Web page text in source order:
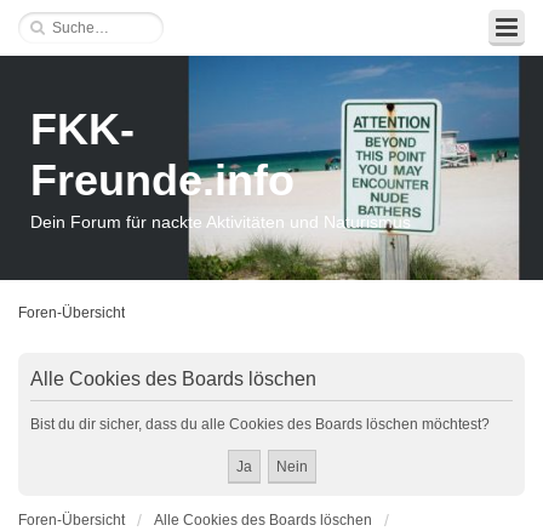
FKK-
Freunde.info
Dein Forum für nackte Aktivitäten und Naturismus
Foren-Übersicht
Alle Cookies des Boards löschen
Bist du dir sicher, dass du alle Cookies des Boards löschen möchtest?
Foren-Übersicht
Alle Cookies des Boards löschen